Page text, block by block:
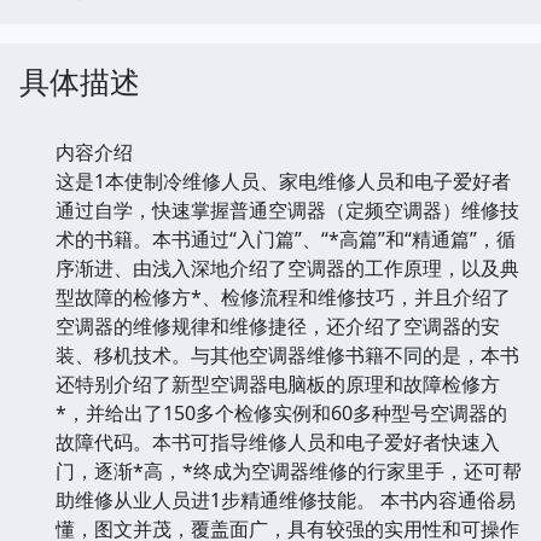
具体描述
内容介绍
这是1本使制冷维修人员、家电维修人员和电子爱好者
通过自学，快速掌握普通空调器（定频空调器）维修技
术的书籍。本书通过“入门篇”、“*高篇”和“精通篇”，循
序渐进、由浅入深地介绍了空调器的工作原理，以及典
型故障的检修方*、检修流程和维修技巧，并且介绍了
空调器的维修规律和维修捷径，还介绍了空调器的安
装、移机技术。与其他空调器维修书籍不同的是，本书
还特别介绍了新型空调器电脑板的原理和故障检修方
*，并给出了150多个检修实例和60多种型号空调器的
故障代码。本书可指导维修人员和电子爱好者快速入
门，逐渐*高，*终成为空调器维修的行家里手，还可帮
助维修从业人员进1步精通维修技能。 本书内容通俗易
懂，图文并茂，覆盖面广，具有较强的实用性和可操作